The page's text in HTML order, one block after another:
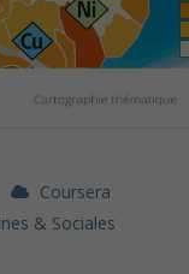
Coursera
& Sociales